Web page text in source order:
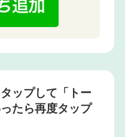
ップして「トー
たら再度タップ